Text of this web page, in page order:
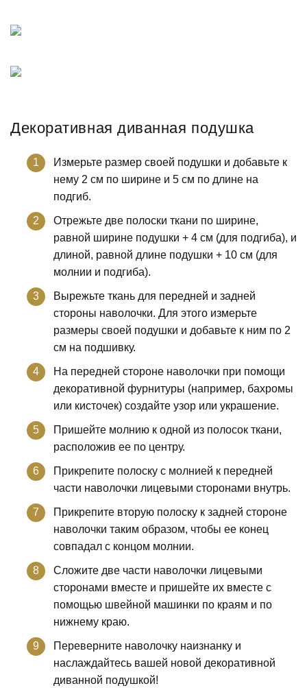
Декоративная диванная подушка
Измерьте размер своей подушки и добавьте к
нему 2 см по ширине и 5 см по длине на
подгиб.
Отрежьте две полоски ткани по ширине,
равной ширине подушки + 4 см (для подгиба), и
длиной, равной длине подушки + 10 см (для
молнии и подгиба).
Вырежьте ткань для передней и задней
стороны наволочки. Для этого измерьте
размеры своей подушки и добавьте к ним по 2
см на подшивку.
На передней стороне наволочки при помощи
декоративной фурнитуры (например, бахромы
или кисточек) создайте узор или украшение.
Пришейте молнию к одной из полосок ткани,
расположив ее по центру.
Прикрепите полоску с молнией к передней
части наволочки лицевыми сторонами внутрь.
Прикрепите вторую полоску к задней стороне
наволочки таким образом, чтобы ее конец
совпадал с концом молнии.
Сложите две части наволочки лицевыми
сторонами вместе и пришейте их вместе с
помощью швейной машинки по краям и по
нижнему краю.
Переверните наволочку наизнанку и
наслаждайтесь вашей новой декоративной
диванной подушкой!